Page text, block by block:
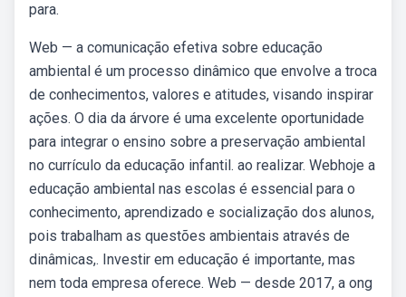
para.
Web — a comunicação efetiva sobre educação
ambiental é um processo dinâmico que envolve a troca
de conhecimentos, valores e atitudes, visando inspirar
ações. O dia da árvore é uma excelente oportunidade
para integrar o ensino sobre a preservação ambiental
no currículo da educação infantil. ao realizar. Webhoje a
educação ambiental nas escolas é essencial para o
conhecimento, aprendizado e socialização dos alunos,
pois trabalham as questões ambientais através de
dinâmicas,. Investir em educação é importante, mas
nem toda empresa oferece. Web — desde 2017, a ong